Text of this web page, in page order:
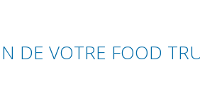
DE VOTRE FOOD